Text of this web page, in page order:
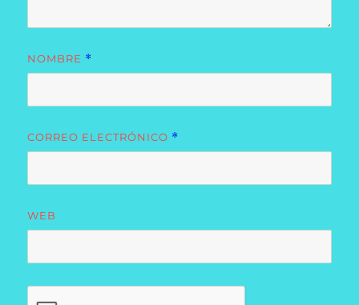
NOMBRE *
CORREO ELECTRÓNICO *
WEB